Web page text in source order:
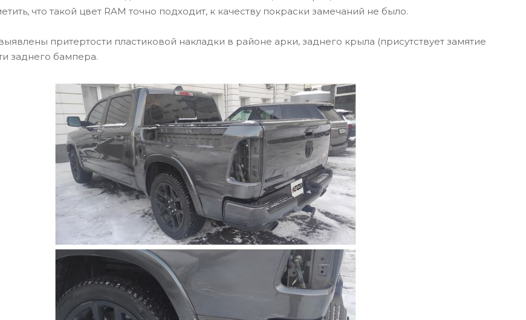
что такой цвет RAM точно подходит, к качеству покраски замечаний не было.
притертости пластиковой накладки в районе арки, заднего крыла (присутствует замятие
заднего бампера.